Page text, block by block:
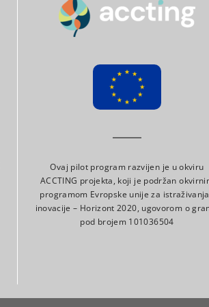
Ovaj pilot program razvijen je u okviru
ACCTING projekta, koji je podržan
programom Evropske unije za
inovacije – Horizont 2020, ugovorom o
pod brojem 101036504